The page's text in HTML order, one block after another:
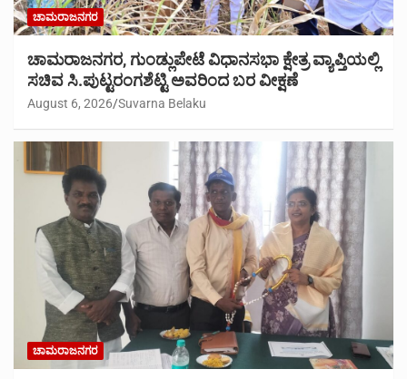
ಚಾಮರಾಜನಗರ
ಚಾಮರಾಜನಗರ, ಗುಂಡ್ಲುಪೇಟೆ ವಿಧಾನಸಭಾ ಕ್ಷೇತ್ರ ವ್ಯಾಪ್ತಿಯಲ್ಲಿ
ಸಚಿವ ಸಿ.ಪುಟ್ಟರಂಗಶೆಟ್ಟಿ ಅವರಿಂದ ಬರ ವೀಕ್ಷಣೆ
August 6, 2026 Suvarna Belaku
ಚಾಮರಾಜನಗರ